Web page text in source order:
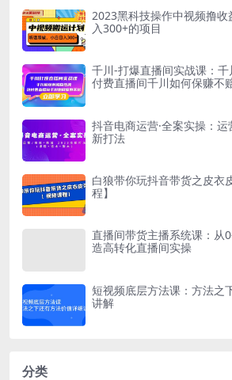
2023黑科技操作中视频撸收
入300+的项目
千川-打爆直播间实战课：
付费直播间千川如何保赚不
抖音电商运营·全案实操：
新打法
白狼带你玩抖音带货之皮衣
程】
直播间带货主播系统课：从
造高转化直播间实操
短视频底层方法课：方法之
讲解
分类